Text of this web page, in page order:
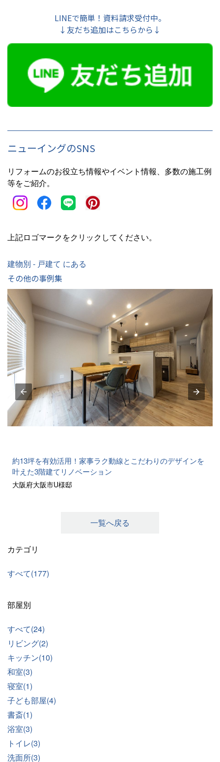
LINEで簡単！資料請求受付中。
↓友だち追加はこちらから↓
ニューイングのSNS
リフォームのお役立ち情報やイベント情報、多数の施工例
等をご紹介。
上記ロゴマークをクリックしてください。
建物別 - 戸建て にある
その他の事例集
約13坪を有効活用！家事ラク動線とこだわりのデザインを
叶えた3階建てリノベーション
大阪府大阪市U様邸
一覧へ戻る
カテゴリ
すべて(177)
部屋別
すべて(24)
リビング(2)
キッチン(10)
和室(3)
寝室(1)
子ども部屋(4)
書斎(1)
浴室(3)
トイレ(3)
洗面所(3)